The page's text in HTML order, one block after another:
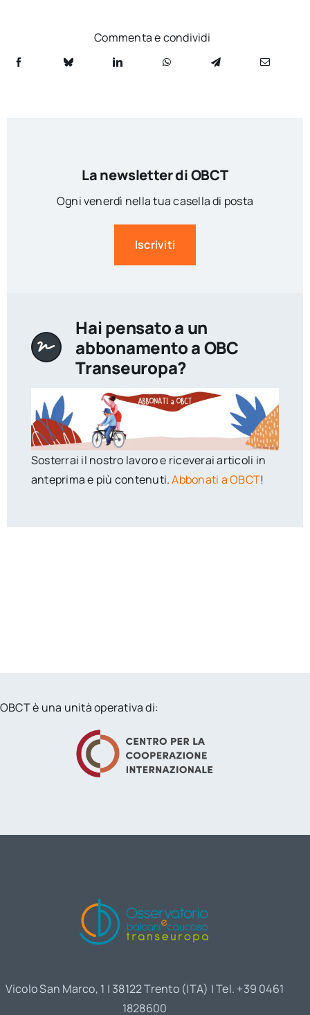
Commenta e condividi
La newsletter di OBCT
Ogni venerdì nella tua casella di posta
Iscriviti
Hai pensato a un
abbonamento a OBC
Transeuropa?
Sosterrai il nostro lavoro e riceverai articoli in
anteprima e più contenuti.Abbonati a OBCT!
OBCT è una unità operativa di:
Vicolo San Marco, 1 | 38122 Trento (ITA) | Tel. +39 0461
1828600